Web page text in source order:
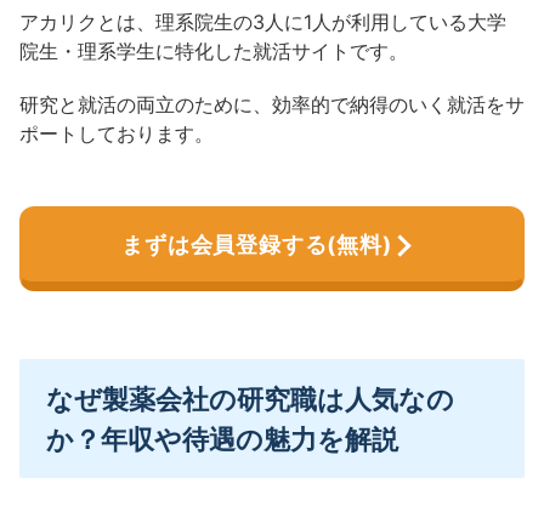
アカリクとは、理系院生の3人に1人が利用している大学
院生・理系学生に特化した就活サイトです。
研究と就活の両立のために、効率的で納得のいく就活をサ
ポートしております。
まずは会員登録する(無料)
なぜ製薬会社の研究職は人気なの
か？年収や待遇の魅力を解説